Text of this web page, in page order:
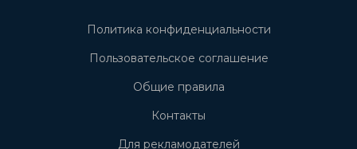
Политика конфиденциальности
Пользовательское соглашение
Общие правила
Контакты
Для рекламодателей